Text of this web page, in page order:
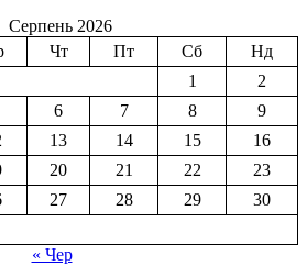
Серпень 2026
Чт Пт Сб
Нд
1
2
6 7 8
9
13 14 15
16
20 21 22
23
27 28 29
30
« Чер